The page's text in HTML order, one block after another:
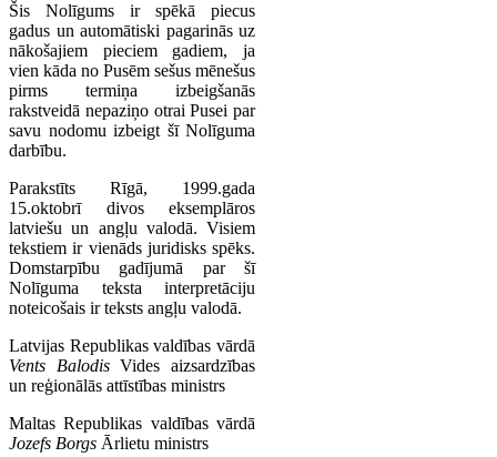
Šis Nolīgums ir spēkā piecus
gadus un automātiski pagarinās uz
nākošajiem pieciem gadiem, ja
vien kāda no Pusēm sešus mēnešus
pirms termiņa izbeigšanās
rakstveidā nepaziņo otrai Pusei par
savu nodomu izbeigt šī Nolīguma
darbību.
Parakstīts Rīgā, 1999.gada
15.oktobrī divos eksemplāros
latviešu un angļu valodā. Visiem
tekstiem ir vienāds juridisks spēks.
Domstarpību gadījumā par šī
Nolīguma teksta interpretāciju
noteicošais ir teksts angļu valodā.
Latvijas Republikas valdības vārdā
Vents BalodisVides aizsardzības
un reģionālās attīstības ministrs
Maltas Republikas valdības vārdā
Jozefs Borgs Ārlietu ministrs